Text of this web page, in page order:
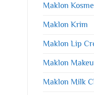
Maklon
Maklon Krim
Maklon Lip
Maklon
Maklon Milk